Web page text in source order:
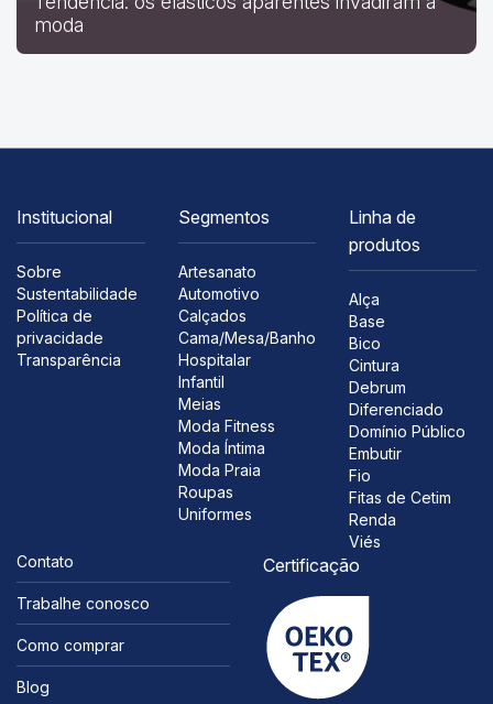
moda
Institucional
Sobre
Sustentabilidade
Política de
privacidade
Transparência
Segmentos
Artesanato
Automotivo
Calçados
Cama/Mesa/Banho
Hospitalar
Infantil
Meias
Moda Fitness
Moda Íntima
Moda Praia
Roupas
Uniformes
Linha de
produtos
Alça
Base
Bico
Cintura
Debrum
Diferenciado
Domínio Público
Embutir
Fio
Fitas de Cetim
Renda
Viés
Contato
Trabalhe conosco
Como comprar
Blog
Certificação